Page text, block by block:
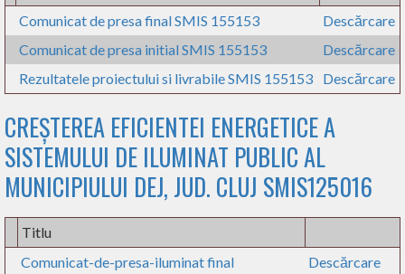
Comunicat de presa final SMIS 155153
Descărcare
Comunicat de presa initial SMIS 155153
Descărcare
Rezultatele proiectului si livrabile SMIS 155153
Descărcare
CREȘTEREA EFICIENTEI ENERGETICE A
SISTEMULUI DE ILUMINAT PUBLIC AL
MUNICIPIULUI DEJ, JUD. CLUJ SMIS125016
Titlu
Comunicat-de-presa-iluminat final
Descărcare